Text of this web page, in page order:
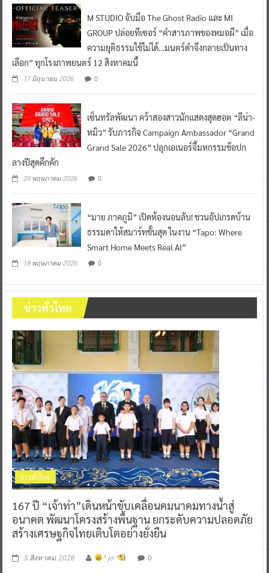
M STUDIO จับมือ The Ghost Radio และ MI
GROUP ปล่อยทีเซอร์ “คำสารภาพของหมอผี” เมื่อ
ความยุติธรรมใช้ไม่ได้…มนตร์ดำจึงกลายเป็นทาง
เลือก” ทุกโรงภาพยนตร์ 12 สิงหาคมนี้
17 มิถุนายน 2026 0
เซ็นทรัลพัฒนา คว้าสองสาวนักแสดงสุดฮอต “ลีน่า-
หมิว” รับภารกิจ Campaign Ambassador “Grand
Grand Sale 2026” ปลุกเอเนอร์จี้มหกรรมช้อปก
ลางปีสุดคึกคัก
29 พฤษภาคม 2026 0
“มาย ภาคภูมิ” เปิดห้องนอนลับ! ชวนอัปเกรดบ้าน
ธรรมดาให้สมาร์ทขั้นสุด ในงาน “Tapo: Where
Smart Home Meets Real AI”
18 พฤษภาคม 2026 0
ข่าวทั่วไทย
ข่าวทั่วไทย
167 ปี “เจ้าท่า”เดินหน้าขับเคลื่อนคมนาคมทางน้ำสู่
อนาคต พัฒนาโครงสร้างพื้นฐาน ยกระดับความปลอดภัย
สร้างเศรษฐกิจไทยเติบโตอย่างยั่งยืน
5 สิงหาคม 2026 ^ jo ^ 0